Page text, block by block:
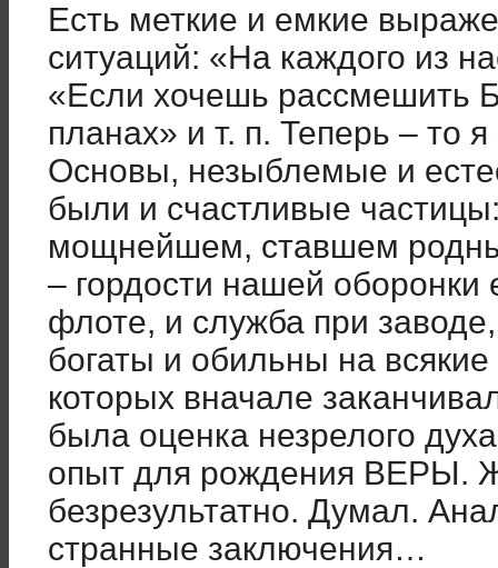
Есть меткие и емкие
ситуаций: «На каждого из
«Если хочешь рассмешить
планах» и т. п. Теперь – то
Основы, незыблемые и
были и счастливые
мощнейшем, ставшем
– гордости нашей
флоте, и служба при
богаты и обильны на
которых вначале
была оценка незрелого
опыт для рождения ВЕРЫ.
безрезультатно. Думал.
странные заключения…